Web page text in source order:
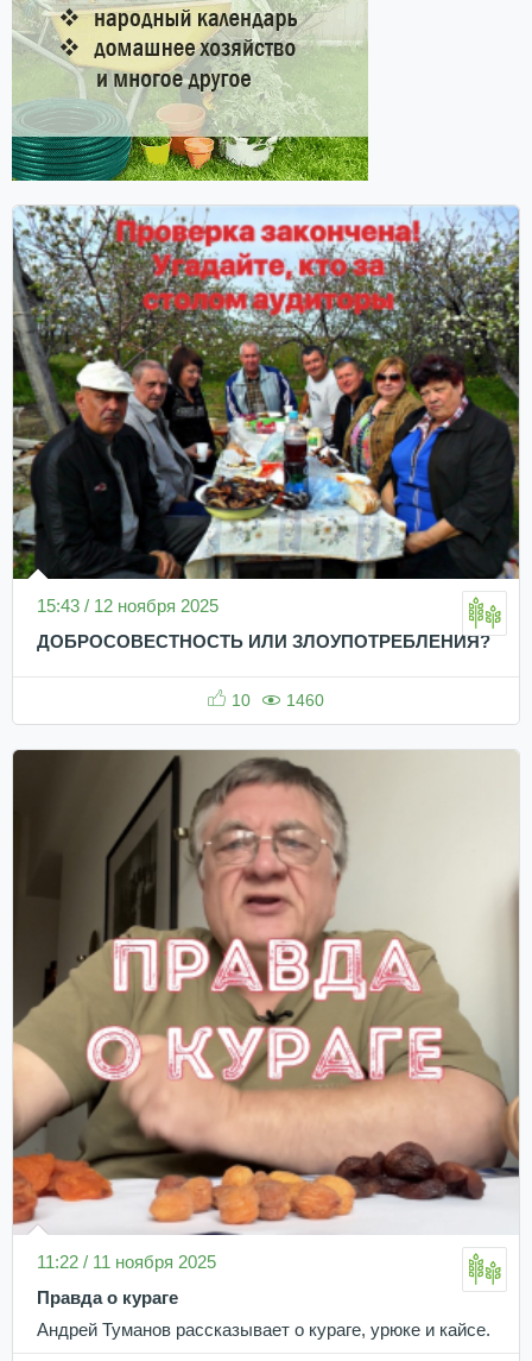
15:43 / 12 ноября 2025
ДОБРОСОВЕСТНОСТЬ ИЛИ ЗЛОУПОТРЕБЛЕНИЯ?
10 1460
11:22 / 11 ноября 2025
Правда о кураге
Андрей Туманов рассказывает о кураге, урюке и кайсе.